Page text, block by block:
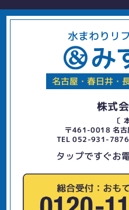
水まわりリ
名古屋・春日井・
株式
〔
〒461-0018 名古
TEL 052-931-
タップですぐお